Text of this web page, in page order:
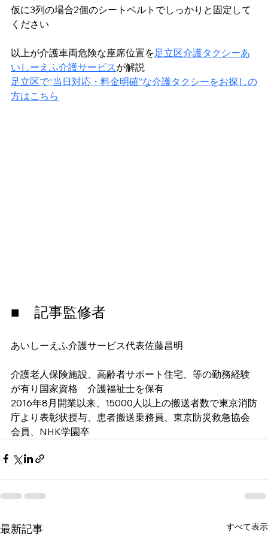
仮に3列の場合2個のシートベルトでしっかりと固定して
ください
以上が介護車両危険な座席位置を足立区介護タクシーあ
いしーえふ介護サービスが解説
足立区で“当日対応・料金明確”な介護タクシーをお探しの
方はこちら
■　記事監修者
あいしーえふ介護サービス代表佐藤昌明
介護老人保険施設、高齢者サポート住宅、等の勤務経験
が有り国家資格　介護福祉士を保有
2016年8月開業以来、15000人以上の搬送者数で東京消防
庁より表彰状授与、患者搬送乗務員、東京防災救急協会
会員、NHK学園卒
最新記事 すべて表示